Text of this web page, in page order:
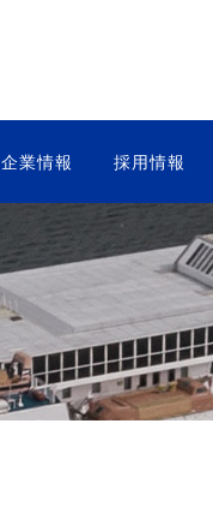
企業情報 採用情報